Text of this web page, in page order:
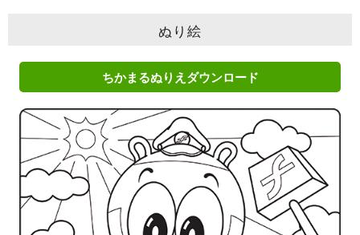
ぬり絵
ちかまるぬりえダウンロード